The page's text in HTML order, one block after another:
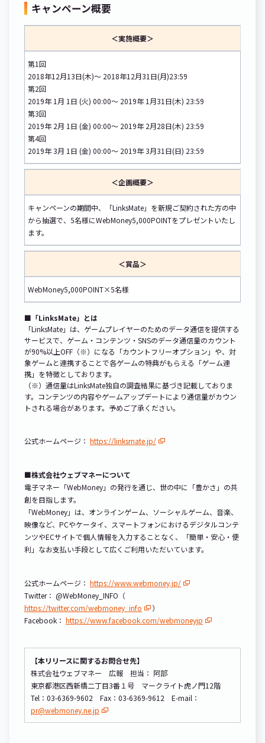
キャンペーン概要
＜実施概要＞
第1回
2018年12月13日(木)～ 2018年12月31日(月)23:59
第2回
2019年 1月 1日 (火) 00:00～ 2019年 1月31日(木) 23:59
第3回
2019年 2月 1日 (金) 00:00～ 2019年 2月28日(木) 23:59
第4回
2019年 3月 1日 (金) 00:00～ 2019年 3月31日(日) 23:59
＜企画概要＞
キャンペーンの期間中、「LinksMate」を新規ご契約された方の中
から抽選で、5名様にWebMoney5,000POINTをプレゼントいたし
ます。
＜賞品＞
WebMoney5,000POINT×5名様
■「LinksMate」とは
「LinksMate」は、ゲームプレイヤーのためのデータ通信を提供する
サービスで、ゲーム・コンテンツ・SNSのデータ通信量のカウント
が90%以上OFF（※）になる「カウントフリーオプション」や、対
象ゲームと連携することで各ゲームの特典がもらえる「ゲーム連
携」を特徴としております。
（※）通信量はLinksMate独自の調査結果に基づき記載しておりま
す。コンテンツの内容やゲームアップデートにより通信量がカウン
トされる場合があります。予めご了承ください。
公式ホームページ： https://linksmate.jp/
■株式会社ウェブマネーについて
電子マネー「WebMoney」の発行を通じ、世の中に「豊かさ」の共
創を目指します。
「WebMoney」は、オンラインゲーム、ソーシャルゲーム、音楽、
映像など、PCやケータイ、スマートフォンにおけるデジタルコンテ
ンツやECサイトで個人情報を入力することなく、「簡単・安心・便
利」なお支払い手段として広くご利用いただいています。
公式ホームページ： https://www.webmoney.jp/
Twitter： @WebMoney_INFO（
https://twitter.com/webmoney_info
）
Facebook： https://www.facebook.com/webmoneyjp
【本リリースに関するお問合せ先】
株式会社ウェブマネー 広報 担当： 阿部
東京都港区西新橋二丁目3番１号 マークライト虎ノ門12階
Tel：03-6369-9602 Fax：03-6369-9612 E-mail：
pr@webmoney.ne.jp